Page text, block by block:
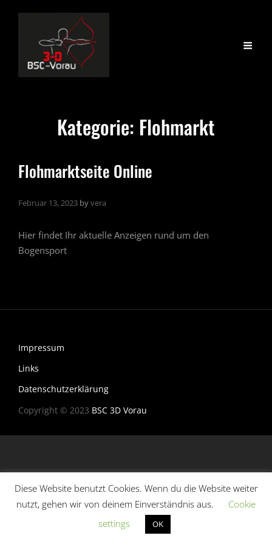
Kategorie: Flohmarkt
Flohmarktseite Online
Februar 13, 2023 byvera
Hier findet Ihr aktuelle Anzeigen rund um den
Bogensport
Impressum
Links
Datenschutzerklärung
Copyright © 2023 BSC 3D Vorau
Diese Website benutzt Cookies. Wenn du die Website weiter
nutzt, gehen wir von deinem Einverständnis aus.
Cookie
settings
OK